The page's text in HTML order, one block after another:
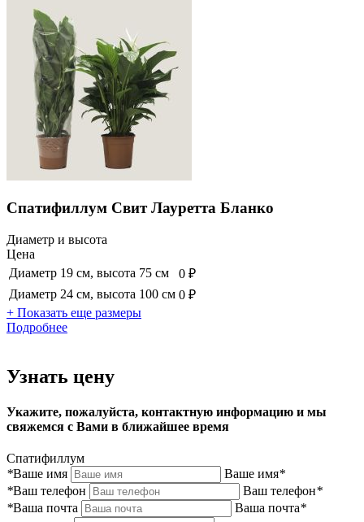
Спатифиллум Свит Лауретта Бланко
Диаметр и высота
Цена
Диаметр 19 см, высота 75 см
0 ₽
Диаметр 24 см, высота 100 см 0 ₽
+ Показать еще размеры
Подробнее
Узнать цену
Укажите, пожалуйста, контактную информацию и мы
свяжемся с Вами в ближайшее время
Спатифиллум
*Ваше имя Ваше имя*
*Ваш телефон Ваш телефон*
*Ваша почта Ваша почта*